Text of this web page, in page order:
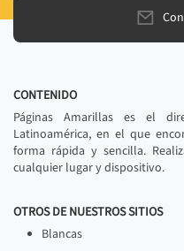
CONTENIDO
Páginas Amarillas es el
Latinoamérica, en el que
forma rápida y sencilla.
cualquier lugar y dispositivo.
OTROS DE NUESTROS SITIOS
Blancas